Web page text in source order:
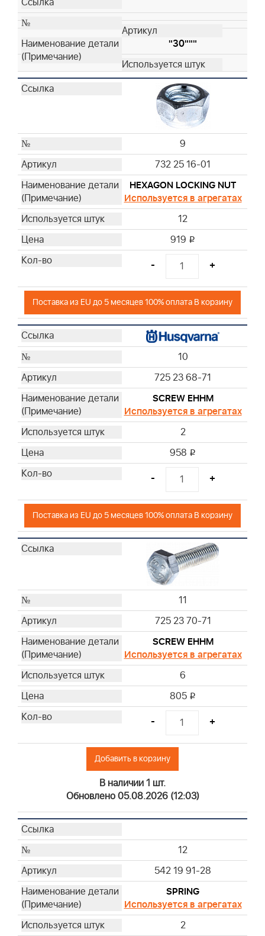
"30"""
9
732 25 16-01
HEXAGON LOCKING NUT
Используется в агрегатах
12
919 i
- +
Поставка из EU до 5 месяцев 100% оплата В корзину
10
725 23 68-71
SCREW EHHM
Используется в агрегатах
2
958 i
- +
Поставка из EU до 5 месяцев 100% оплата В корзину
11
725 23 70-71
SCREW EHHM
Используется в агрегатах
6
805 i
- +
Добавить в корзину
В наличии 1 шт.
Обновлено 05.08.2026 (12:03)
12
542 19 91-28
SPRING
Используется в агрегатах
2